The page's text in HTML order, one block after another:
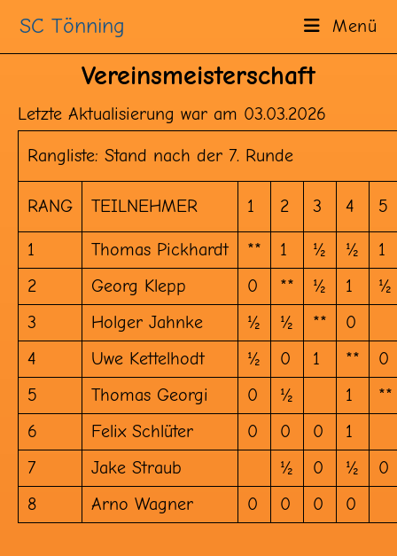
SC Tönning Menü
Vereinsmeisterschaft
Letzte Aktualisierung war am 03.03.2026
Rangliste: Stand nach der 7. Runde
RANG TEILNEHMER 1 2 3 4 5
1 Thomas Pickhardt ** 1 ½ ½
1
2
Georg Klepp 0 ** ½ 1
½
3
Holger Jahnke ½ ½ **
0
4
Uwe Kettelhodt ½ 0 1 **
0
5
Thomas Georgi 0 ½ 1
**
6
Felix Schlüter 0 0 0
1
7
Jake Straub ½ 0 ½
0
8
Arno Wagner 0 0 0 0